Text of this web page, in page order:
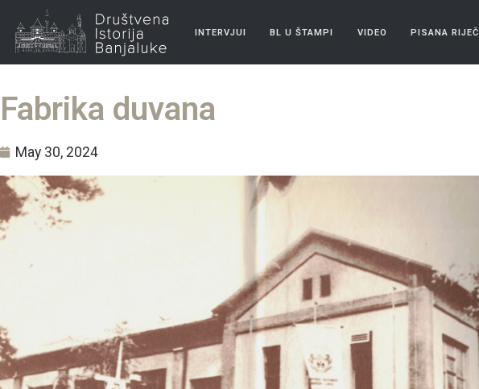
INTERVJUI BL U ŠTAMPI VIDEO PISANA RIJEČ
Fabrika duvana
May 30, 2024